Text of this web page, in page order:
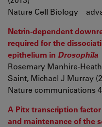
Nature Cell Biology
Netrin-dependent
required for the
epithelium in Drosophila
Rosemary Manhire-
Saint, Michael J Murray
Nature communications
A Pitx transcription
and maintenance of the